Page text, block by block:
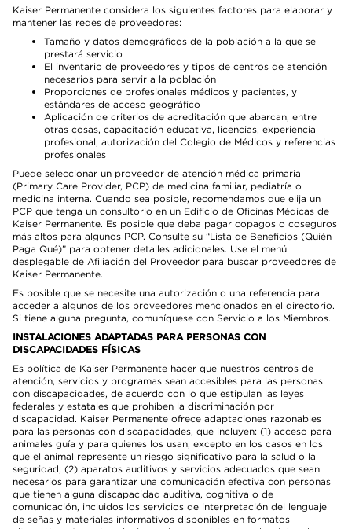
Kaiser Permanente considera los siguientes factores para elaborar y
mantener las redes de proveedores:
Tamaño y datos demográficos de la población a la que se
prestará servicio
El inventario de proveedores y tipos de centros de atención
necesarios para servir a la población
Proporciones de profesionales médicos y pacientes, y
estándares de acceso geográfico
Aplicación de criterios de acreditación que abarcan, entre
otras cosas, capacitación educativa, licencias, experiencia
profesional, autorización del Colegio de Médicos y referencias
profesionales
Puede seleccionar un proveedor de atención médica primaria
(Primary Care Provider, PCP) de medicina familiar, pediatría o
medicina interna. Cuando sea posible, recomendamos que elija un
PCP que tenga un consultorio en un Edificio de Oficinas Médicas de
Kaiser Permanente. Es posible que deba pagar copagos o coseguros
más altos para algunos PCP. Consulte su “Lista de Beneficios (Quién
Paga Qué)” para obtener detalles adicionales. Use el menú
desplegable de Afiliación del Proveedor para buscar proveedores de
Kaiser Permanente.
Es posible que se necesite una autorización o una referencia para
acceder a algunos de los proveedores mencionados en el directorio.
Si tiene alguna pregunta, comuníquese con Servicio a los Miembros.
INSTALACIONES ADAPTADAS PARA PERSONAS CON
DISCAPACIDADES FÍSICAS
Es política de Kaiser Permanente hacer que nuestros centros de
atención, servicios y programas sean accesibles para las personas
con discapacidades, de acuerdo con lo que estipulan las leyes
federales y estatales que prohíben la discriminación por
discapacidad. Kaiser Permanente ofrece adaptaciones razonables
para las personas con discapacidades, que incluyen: (1) acceso para
animales guía y para quienes los usan, excepto en los casos en los
que el animal represente un riesgo significativo para la salud o la
seguridad; (2) aparatos auditivos y servicios adecuados que sean
necesarios para garantizar una comunicación efectiva con personas
que tienen alguna discapacidad auditiva, cognitiva o de
comunicación, incluidos los servicios de interpretación del lenguaje
de señas y materiales informativos disponibles en formatos